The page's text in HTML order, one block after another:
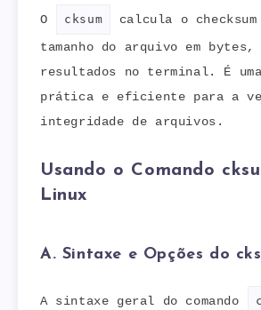
O cksum
calcula o checksum
tamanho do arquivo em
resultados no terminal. É
prática e eficiente para a
integridade de arquivos.
Usando o Comando
Linux
A. Sintaxe e Opções do
A sintaxe geral do comando